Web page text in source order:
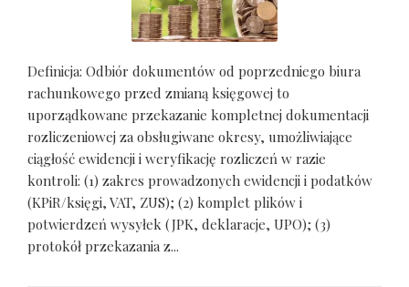
Definicja: Odbiór dokumentów od poprzedniego biura
rachunkowego przed zmianą księgowej to
uporządkowane przekazanie kompletnej dokumentacji
rozliczeniowej za obsługiwane okresy, umożliwiające
ciągłość ewidencji i weryfikację rozliczeń w razie
kontroli: (1) zakres prowadzonych ewidencji i podatków
(KPiR/księgi, VAT, ZUS); (2) komplet plików i
potwierdzeń wysyłek (JPK, deklaracje, UPO); (3)
protokół przekazania z...